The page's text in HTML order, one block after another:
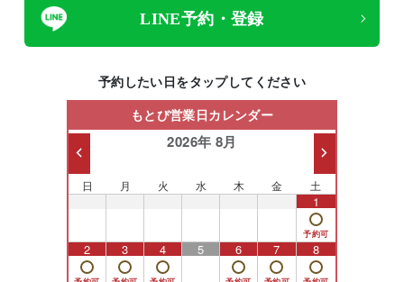
LINE予約・登録
予約したい日をタップしてください
もとび営業日カレンダー
2026年 8月
日 月 火 水 木 金 土
1
2 3 4 5 6 7 8